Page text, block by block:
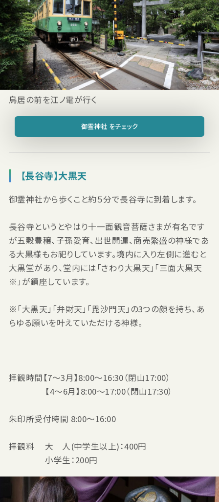
鳥居の前を江ノ電が行く
御霊神社 をチェック
【長谷寺】大黒天
御霊神社から歩くこと約５分で長谷寺に到着します。
長谷寺というとやはり十一面観音菩薩さまが有名です
が五穀豊穣、子孫愛育、出世開運、商売繁盛の神様であ
る大黒様もお祀りしています。境内に入り左側に進むと
大黒堂があり、堂内には「さわり大黒天」「三面大黒天
※」が鎮座しています。
※「大黒天」「弁財天」「毘沙門天」の3つの顔を持ち、あ
らゆる願いを叶えていただける神様。
拝観時間【7～3月】8:00～16:30（閉山17:00）
【4～6月】8:00～17:00（閉山17:30）
朱印所受付時間 8:00〜16:00
拝観料 大 人(中学生以上)：400円
小学生：200円